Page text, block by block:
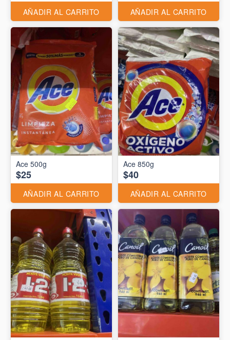
AÑADIR AL CARRITO AÑADIR AL CARRITO
Ace 500g
$25
AÑADIR AL CARRITO
Ace 850g
$40
AÑADIR AL CARRITO